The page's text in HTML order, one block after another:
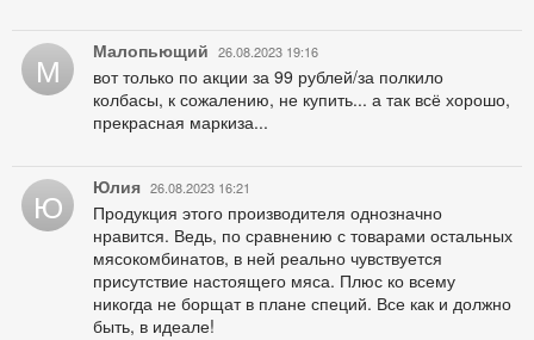
М Малопьющий 26.08.2023 19:16
вот только по акции за 99 рублей/за полкило
колбасы, к сожалению, не купить... а так всё хорошо,
прекрасная маркиза...
Ю Юлия 26.08.2023 16:21
Продукция этого производителя однозначно
нравится. Ведь, по сравнению с товарами остальных
мясокомбинатов, в ней реально чувствуется
присутствие настоящего мяса. Плюс ко всему
никогда не борщат в плане специй. Все как и должно
быть, в идеале!